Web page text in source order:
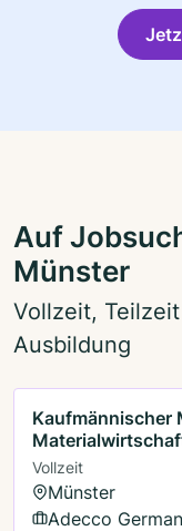
Auf
Münster
Vollzeit,
Ausbildung
Kaufmännischer
Vollzeit
Münster
Adecco